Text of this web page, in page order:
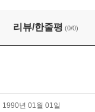
리뷰/한줄평 (0/0)
1990년 01월 01일